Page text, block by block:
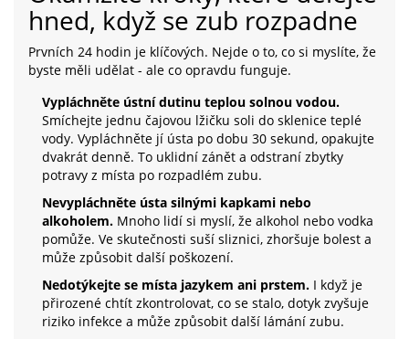
hned, když se zub rozpadne
Prvních 24 hodin je klíčových. Nejde o to, co si myslíte, že
byste měli udělat - ale co opravdu funguje.
Vypláchněte ústní dutinu teplou solnou vodou.
Smíchejte jednu čajovou lžičku soli do sklenice teplé
vody. Vypláchněte jí ústa po dobu 30 sekund, opakujte
dvakrát denně. To uklidní zánět a odstraní zbytky
potravy z místa po rozpadlém zubu.
Nevypláchněte ústa silnými kapkami nebo
alkoholem. Mnoho lidí si myslí, že alkohol nebo vodka
pomůže. Ve skutečnosti suší sliznici, zhoršuje bolest a
může způsobit další poškození.
Nedotýkejte se místa jazykem ani prstem. I když je
přirozené chtít zkontrolovat, co se stalo, dotyk zvyšuje
riziko infekce a může způsobit další lámání zubu.